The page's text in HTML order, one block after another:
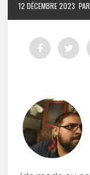
12 DÉCEMBRE 2023